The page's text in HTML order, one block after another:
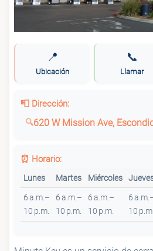
📍
Ubicación
📞
Llamar
📮 Dirección:
620 W Mission Ave,
⏰ Horario:
Lunes Martes Miércoles
6 a.m.–
10 p.m.
6 a.m.–
10 p.m.
6 a.m.–
10 p.m.
6
10 p.m.